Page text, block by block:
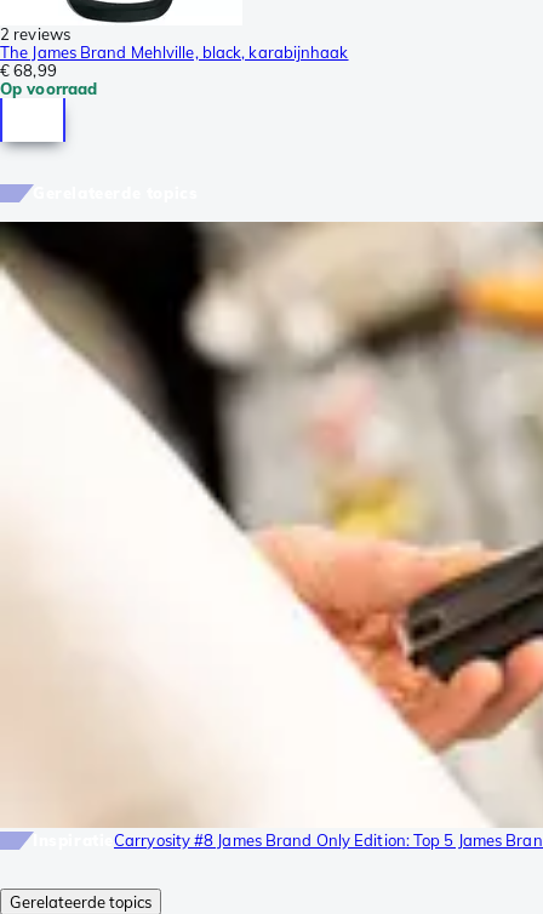
Gerelateerde topics
2 reviews
The James Brand Mehlville, black, karabijnhaak
€ 68,99
Op voorraad
Carryosity #8 James Brand Only Edition: Top 5 James